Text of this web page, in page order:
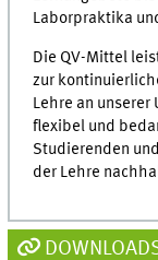
Laborpraktika
Die QV-Mittel
zur
Lehre an unserer
flexibel und
Studierenden
der Lehre